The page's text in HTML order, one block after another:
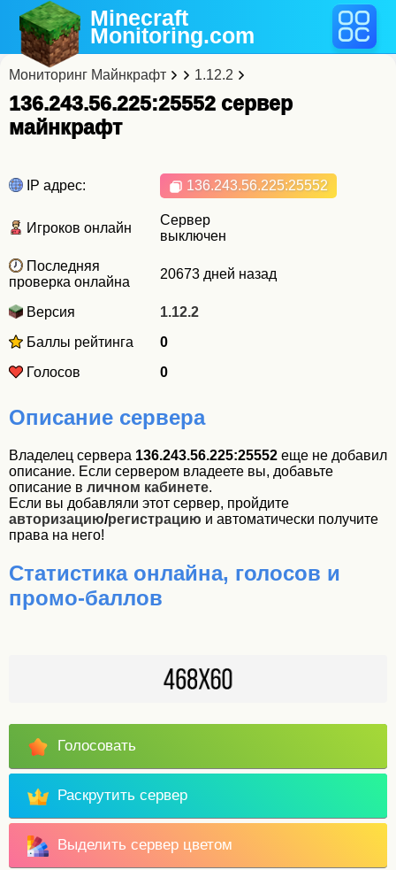
Minecraft
Monitoring.com
Мониторинг Майнкрафт 1.12.2
136.243.56.225:25552 cервер
майнкрафт
IP адрес: 136.243.56.225:25552
Игроков онлайн
Сервер
выключен
Последняя
проверка онлайна
20673 дней назад
Версия
1.12.2
Баллы рейтинга
0
Голосов
0
Описание сервера
Владелец сервера 136.243.56.225:25552 еще не добавил
описание. Если сервером владеете вы, добавьте
описание в личном кабинете.
Если вы добавляли этот сервер, пройдите
авторизацию/регистрацию и автоматически получите
права на него!
Статистика онлайна, голосов и
промо-баллов
Голосовать
Раскрутить сервер
Выделить сервер цветом